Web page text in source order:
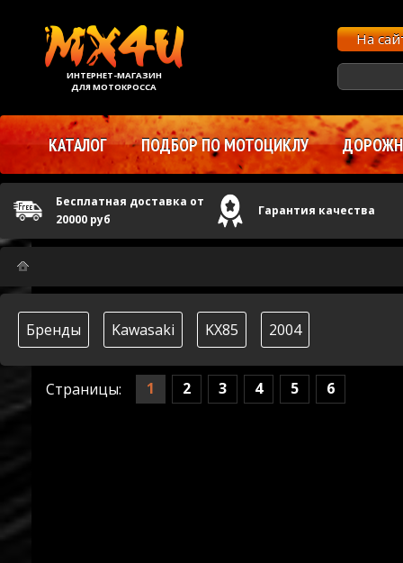
Бренды Kawasaki KX85 2004
Страницы: 1 2 3 4 5 6
ИНТЕРНЕТ-МАГАЗИН
ДЛЯ МОТОКРОССА
На
КАТАЛОГ ПОДБОР ПО МОТОЦИКЛУ
Бесплатная доставка от
20000 руб
Гарантия качества